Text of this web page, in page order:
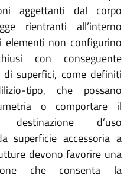
aggettanti dal corpo
rientranti all’interno
elementi non configurino
con conseguente
superfici, come definiti
tipo, che possano
o comportare il
d’uso
superficie accessoria a
devono favorire una
che consenta la